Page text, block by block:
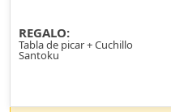
REGALO:
Tabla de picar + Cuchillo
Santoku